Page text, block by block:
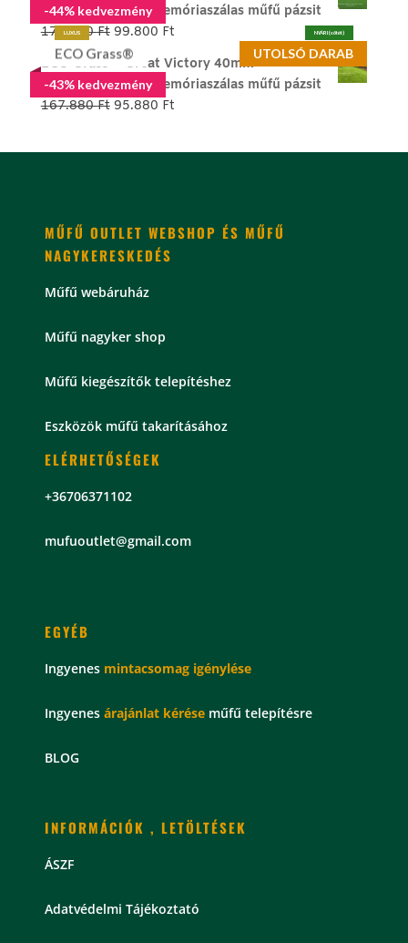
146.387 Ft.105.468 Ft.
-44% kedvezmény
kutyabarát luxus memóriaszálas műfű pázsit
179.800Ft Original
price
was:
179.800 Ft.
99.800 FtCurrent
is:
99.800 Ft.
ECO Grass®
LUXUS
UTOLSÓ DARAB
NYÁRI (sötét)
-43% kedvezmény
ECO Grass ® Great Victory 40mm -
kutyabarát luxus memóriaszálas műfű pázsit
167.880Ft Original
95.880 FtCurrent
MŰFŰ OUTLET WEBSHOP ÉS MŰFŰ
NAGYKERESKEDÉS
Műfű webáruház
Műfű nagyker shop
Műfű kiegészítők telepítéshez
Eszközök műfű takarításához
ELÉRHETŐSÉGEK
+36706371102
mufuoutlet@gmail.com
EGYÉB
Ingyenes mintacsomag igénylése
Ingyenes árajánlat kérése műfű telepítésre
BLOG
INFORMÁCIÓK , LETÖLTÉSEK
ÁSZF
Adatvédelmi Tájékoztató